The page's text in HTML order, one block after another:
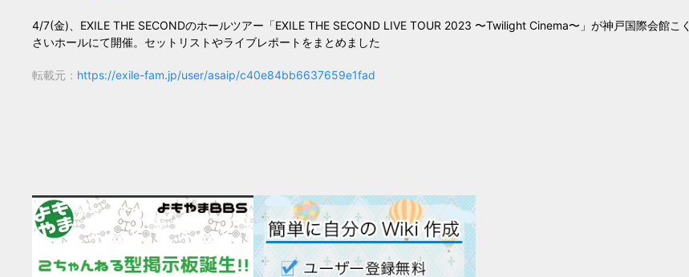
4/7(金)、EXILE THE SECONDのホールツアー「EXILE THE SECOND LIVE TOUR 2023 〜Twilight Cinema〜」が神戸国際会館こく
さいホールにて開催。セットリストやライブレポートをまとめました
転載元： https://exile-fam.jp/user/asaip/c40e84bb6637659e1fad